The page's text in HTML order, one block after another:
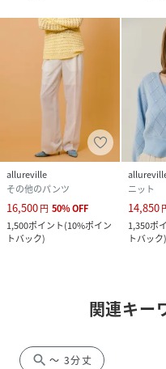
allureville
その他のパンツ
16,500円 50%OFF
1,500ポイント(10%ポイン
トバック)
ニット
14,850
1,350ポ
トバック)
関連キー
search ～ 3分丈